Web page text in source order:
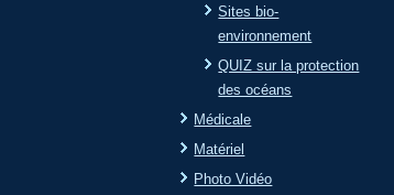
Sites bio-
environnement
QUIZ sur la protection
des océans
Médicale
Matériel
Photo Vidéo